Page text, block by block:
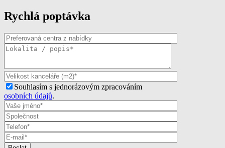
Rychlá poptávka
Souhlasím s jednorázovým zpracováním
osobních údajů.